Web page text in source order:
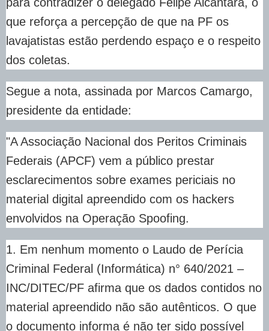
que reforça a percepção de que na PF os
lavajatistas estão perdendo espaço e o respeito
dos coletas.
Segue a nota, assinada por Marcos Camargo,
presidente da entidade:
"A Associação Nacional dos Peritos Criminais
Federais (APCF) vem a público prestar
esclarecimentos sobre exames periciais no
material digital apreendido com os hackers
envolvidos na Operação Spoofing.
1. Em nenhum momento o Laudo de Perícia
Criminal Federal (Informática) n° 640/2021 –
INC/DITEC/PF afirma que os dados contidos no
material apreendido não são autênticos. O que
o documento informa é não ter sido possível